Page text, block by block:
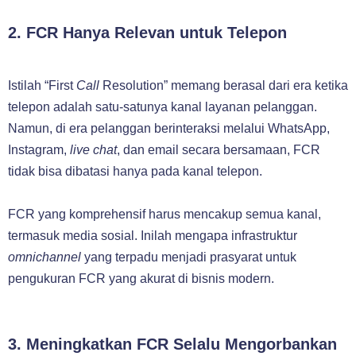
2. FCR Hanya Relevan untuk Telepon
Istilah “First Call Resolution” memang berasal dari era ketika
telepon adalah satu-satunya kanal layanan pelanggan.
Namun, di era pelanggan berinteraksi melalui WhatsApp,
Instagram, live chat, dan email secara bersamaan, FCR
tidak bisa dibatasi hanya pada kanal telepon.
FCR yang komprehensif harus mencakup semua kanal,
termasuk media sosial. Inilah mengapa infrastruktur
omnichannel yang terpadu menjadi prasyarat untuk
pengukuran FCR yang akurat di bisnis modern.
3. Meningkatkan FCR Selalu Mengorbankan